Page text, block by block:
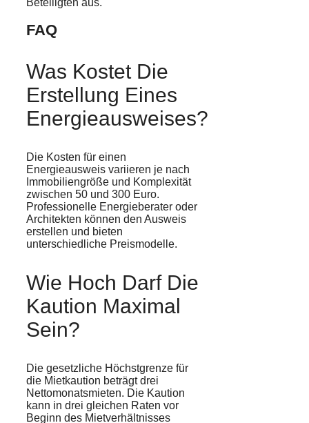
Beteiligten aus.
FAQ
Was Kostet Die
Erstellung Eines
Energieausweises?
Die Kosten für einen
Energieausweis variieren je nach
Immobiliengröße und Komplexität
zwischen 50 und 300 Euro.
Professionelle Energieberater oder
Architekten können den Ausweis
erstellen und bieten
unterschiedliche Preismodelle.
Wie Hoch Darf Die
Kaution Maximal
Sein?
Die gesetzliche Höchstgrenze für
die Mietkaution beträgt drei
Nettomonatsmieten. Die Kaution
kann in drei gleichen Raten vor
Beginn des Mietverhältnisses